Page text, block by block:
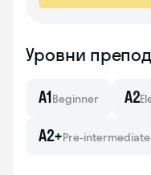
Уровни
A1Beginner A2
A2+Pre-intermediate